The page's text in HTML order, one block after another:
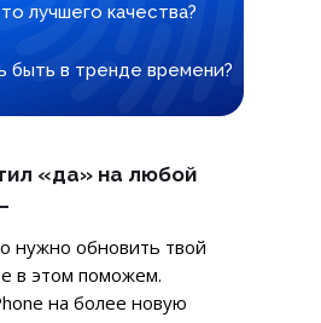
«да» на любой
нужно обновить твой
в этом поможем.
на более новую
быть в тренде времени?
лучшего качества?